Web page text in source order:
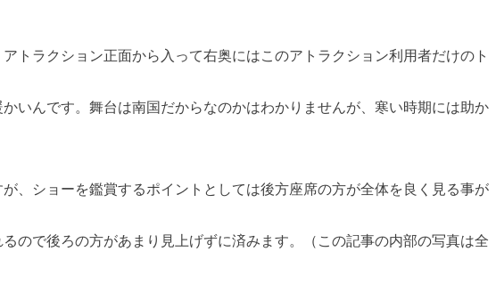
トラクション正面から入って右奥にはこのアトラクション利用者だけのト
いんです。舞台は南国だからなのかはわかりませんが、寒い時期には助か
、ショーを鑑賞するポイントとしては後方座席の方が全体を良く見る事が
ので後ろの方があまり見上げずに済みます。（この記事の内部の写真は全